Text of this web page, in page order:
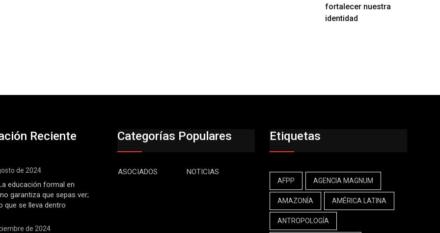
fortalecer nuestra
identidad
Reciente
de 2024
educación formal en
garantiza que sepas ver;
que se lleva dentro
de 2024
Categorías Populares
ASOCIADOS NOTICIAS
Etiquetas
AFPP AGENCIA MAGNUM
AMAZONÍA AMÉRICA LATINA
ANTROPOLOGÍA